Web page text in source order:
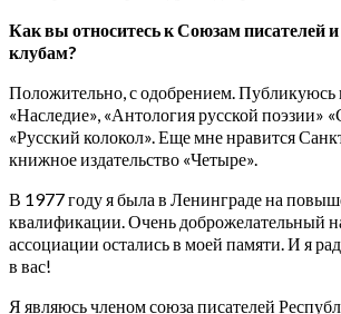
Как вы относитесь к Союзам писателей
клубам?
Положительно, с одобрением. Публикуюсь
«Наследие», «Антология русской поэзии»
«Русский колокол». Еще мне нравится
книжное издательство «Четыре».
В 1977 году я была в Ленинграде на
квалификации. Очень доброжелательный
ассоциации остались в моей памяти. И я
в вас!
Я являюсь членом союза писателей